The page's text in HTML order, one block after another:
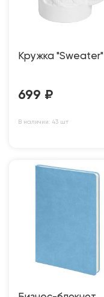
Кружка "Sweater"
699 ₽
В наличии: 43 шт